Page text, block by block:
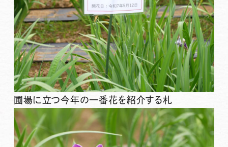
圃場に立つ今年の一番花を紹介する札